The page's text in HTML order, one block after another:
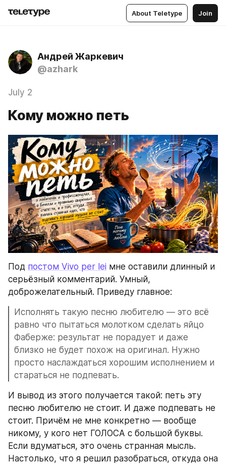
About Teletype Join
Андрей Жаркевич
@azhark
July 2
Кому можно петь
Под постом Vivo per lei мне оставили длинный и
серьёзный комментарий. Умный,
доброжелательный. Приведу главное:
Исполнять такую песню любителю — это всё
равно что пытаться молотком сделать яйцо
Фаберже: результат не порадует и даже
близко не будет похож на оригинал. Нужно
просто наслаждаться хорошим исполнением и
стараться не подпевать.
И вывод из этого получается такой: петь эту
песню любителю не стоит. И даже подпевать не
стоит. Причём не мне конкретно — вообще
никому, у кого нет ГОЛОСА с большой буквы.
Если вдуматься, это очень странная мысль.
Настолько, что я решил разобраться, откуда она